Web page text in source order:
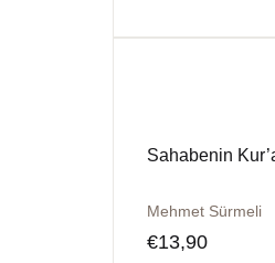
Sahabenin
Mehmet Sürmeli
€13,90